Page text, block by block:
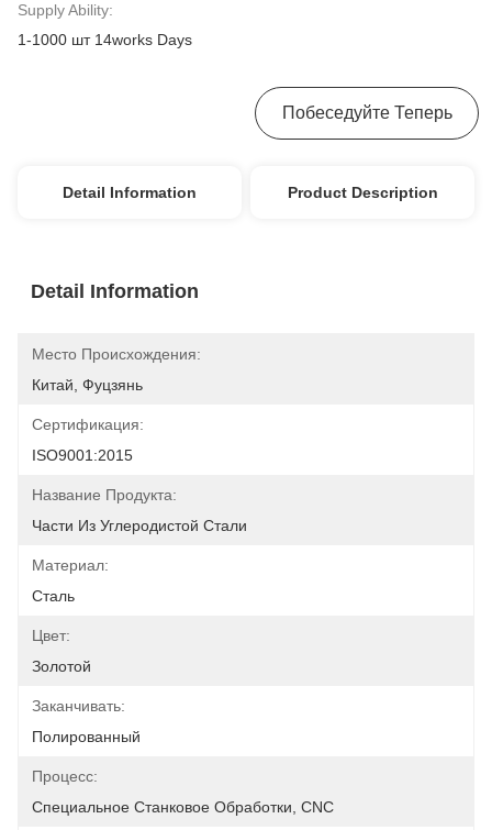
Supply Ability:
1-1000 шт 14works Days
Побеседуйте Теперь
Detail Information Product Description
Detail Information
Место Происхождения:
Китай, Фуцзянь
Сертификация:
ISO9001:2015
Название Продукта:
Части Из Углеродистой Стали
Материал:
Сталь
Цвет:
Золотой
Заканчивать:
Полированный
Процесс:
Специальное Станковое Обработки, CNC